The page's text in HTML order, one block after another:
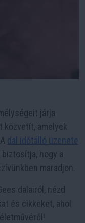
járja
közvetít, amelyek
dal időtálló üzenete
hogy a
maradjon.
dalairól, nézd
és cikkeket, ahol